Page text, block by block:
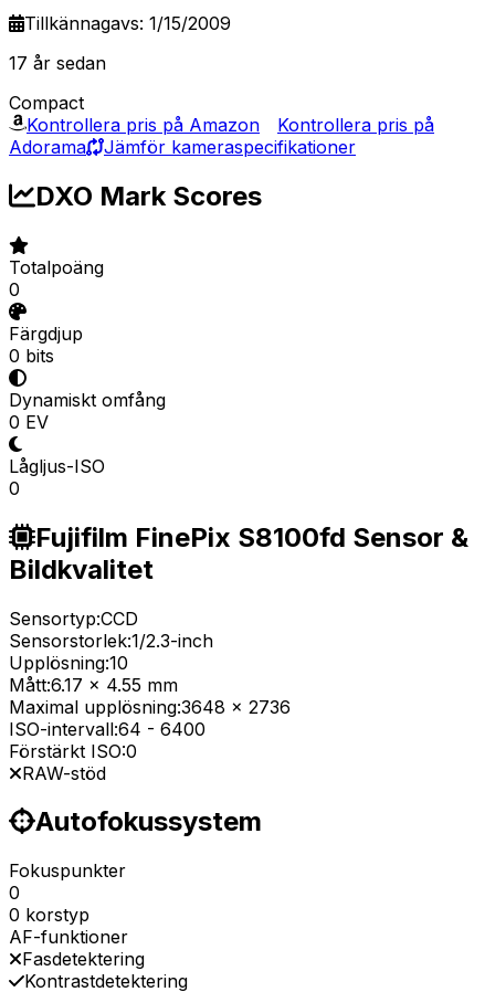
Tillkännagavs: 1/15/2009
17 år sedan
Compact
Kontrollera pris på Amazon
Kontrollera pris på
Adorama
Jämför kameraspecifikationer
DXO Mark Scores
Totalpoäng
0
Färgdjup
0 bits
Dynamiskt omfång
0 EV
Lågljus-ISO
0
Fujifilm FinePix S8100fd Sensor &
Bildkvalitet
Sensortyp:CCD
Sensorstorlek:1/2.3-inch
Upplösning:10
Mått:6.17 x 4.55 mm
Maximal upplösning:3648 x 2736
ISO-intervall:64 - 6400
Förstärkt ISO:0
RAW-stöd
Autofokussystem
Fokuspunkter
0
0 korstyp
AF-funktioner
Fasdetektering
Kontrastdetektering